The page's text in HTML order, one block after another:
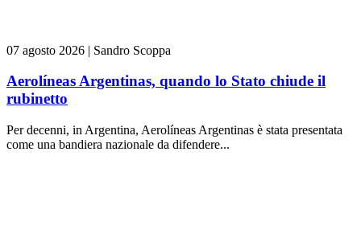
07 agosto 2026 | Sandro Scoppa
Aerolíneas Argentinas, quando lo Stato chiude il
rubinetto
Per decenni, in Argentina, Aerolíneas Argentinas è stata presentata
come una bandiera nazionale da difendere...